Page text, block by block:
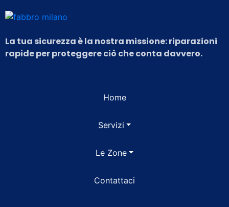
La tua sicurezza è la nostra missione: riparazioni
rapide per proteggere ciò che conta davvero.
Home
Servizi
Le Zone
Contattaci